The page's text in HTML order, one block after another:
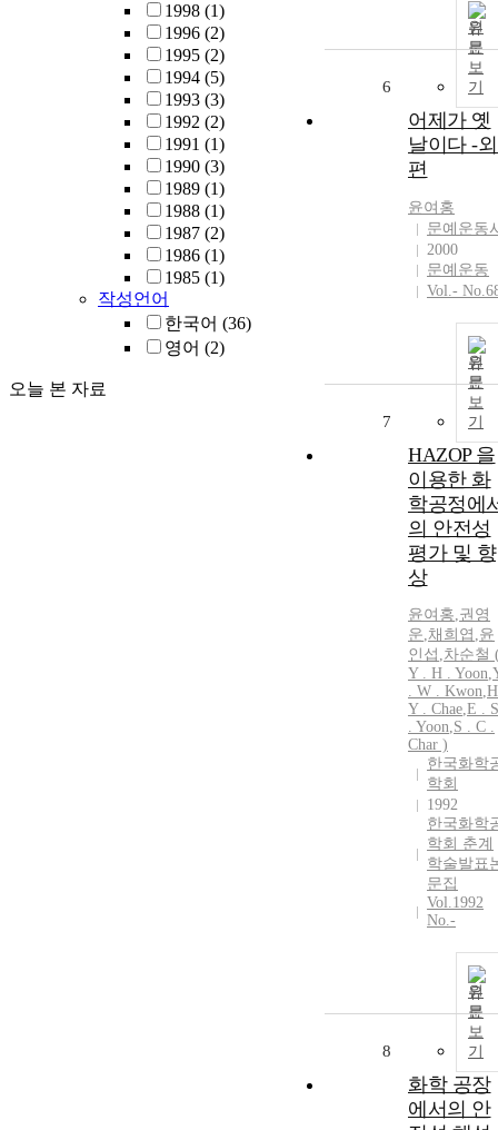
1998 (1)
1996 (2)
1995 (2)
1994 (5)
1993 (3)
1992 (2)
1991 (1)
1990 (3)
1989 (1)
1988 (1)
1987 (2)
1986 (1)
1985 (1)
작성언어
한국어 (36)
영어 (2)
오늘 본 자료
원
문
보
기
6
어제가 옛
날이다 -
편
윤여홍
문예운동
2000
문예운동
Vol.-
원
문
보
기
7
HAZOP 을
이용한 화
학공정에
의 안전성
평가 및 향
상
윤여홍,권영
운,채희엽 ,윤
인섭 ,차순철
Y . H . Yoon,
. W . Kwon,
Y . Chae,E . S
. Yoon,S . C .
Char )
한국화학
학회
1992
한국화학
학회 춘계
학술발표
문집
Vol.1992
No.-
원
문
보
기
8
화학 공장
에서의 안